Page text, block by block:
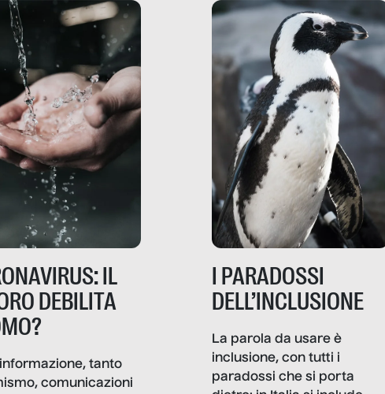
ripensano.
IL
DEBILITA
tanto
comunicazioni
I PARADOSSI
DELL’INCLUSIONE
La parola da usare è
inclusione, con tutti i
paradossi che si porta